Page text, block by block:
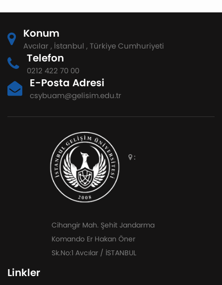
Konum
Avcılar , İstanbul , Türkiye Cumhuriyeti
Telefon
0212 422 70 00
E-Posta Adresi
csybuam@gelisim.edu.tr
:
Cihangir Mah. Şehit Jandarma
Komando Er Hakan Öner
Sk.No:1 Avcılar / İSTANBUL
Linkler